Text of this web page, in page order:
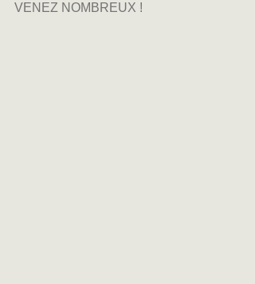
VENEZ NOMBREUX !